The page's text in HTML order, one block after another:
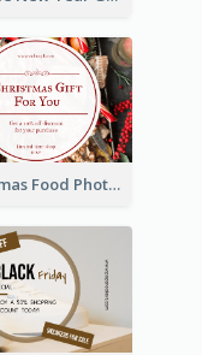
Christmas Food Photo Shopping Discount Gift Card